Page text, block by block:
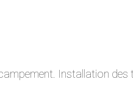
Installation des